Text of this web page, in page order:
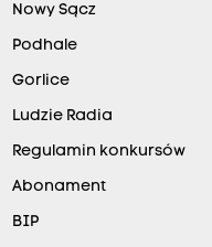
Nowy Sącz
Podhale
Gorlice
Ludzie Radia
Regulamin konkursów
Abonament
BIP